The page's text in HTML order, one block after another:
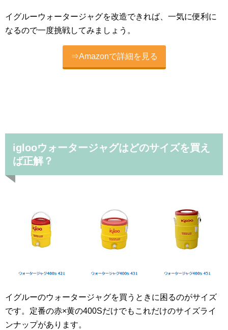
イグルーウォータージャグを改造できれば、一気に便利に
なるので一度挑戦してみましょう。
⇒Amazonで詳細を見る
iglooウォータージャグはどのサイズを買え
ば正解？
イグルーのウォータージャグを買うときに困るのがサイズ
です。定番の赤×黄の400Sだけでもこれだけのサイズライ
ンナップがあります。